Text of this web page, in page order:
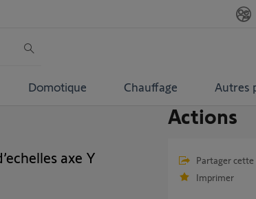
Domotique Chauffage Autres
axe Y
Actions
Partager
Imprimer